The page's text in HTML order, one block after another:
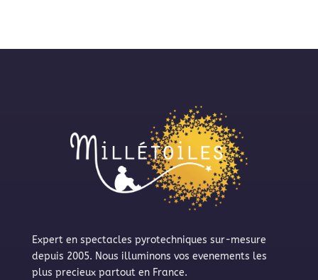
Expert en spectacles pyrotechniques sur-mesure
depuis 2005. Nous illuminons vos evenements les
plus precieux partout en France.